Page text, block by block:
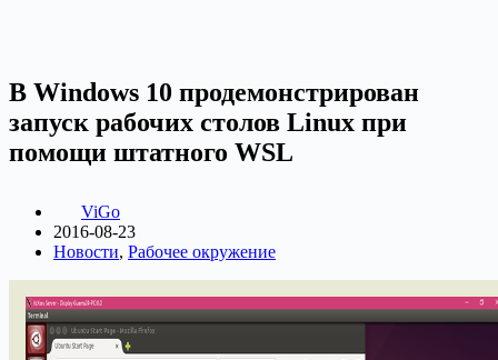
В Windows 10 продемонстрирован
запуск рабочих столов Linux при
помощи штатного WSL
ViGo
2016-08-23
Новости, Рабочее окружение